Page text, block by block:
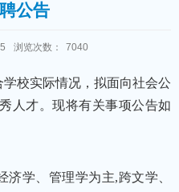
公告
浏览次数： 7040
校实际情况，拟面向社会公
人才。现将有关事项公告如
学、管理学为主,跨文学、